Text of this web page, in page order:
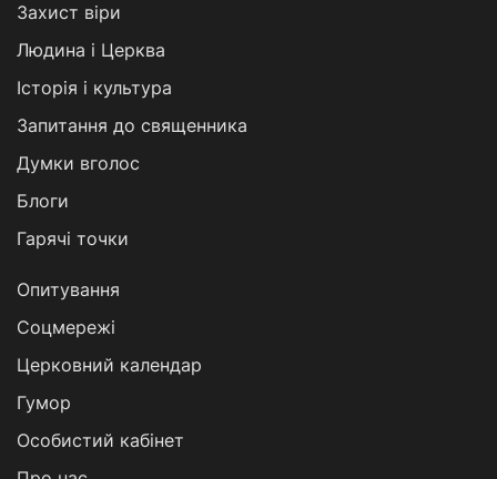
Захист віри
Людина і Церква
Історія і культура
Запитання до священника
Думки вголос
Блоги
Гарячі точки
Опитування
Соцмережі
Церковний календар
Гумор
Особистий кабінет